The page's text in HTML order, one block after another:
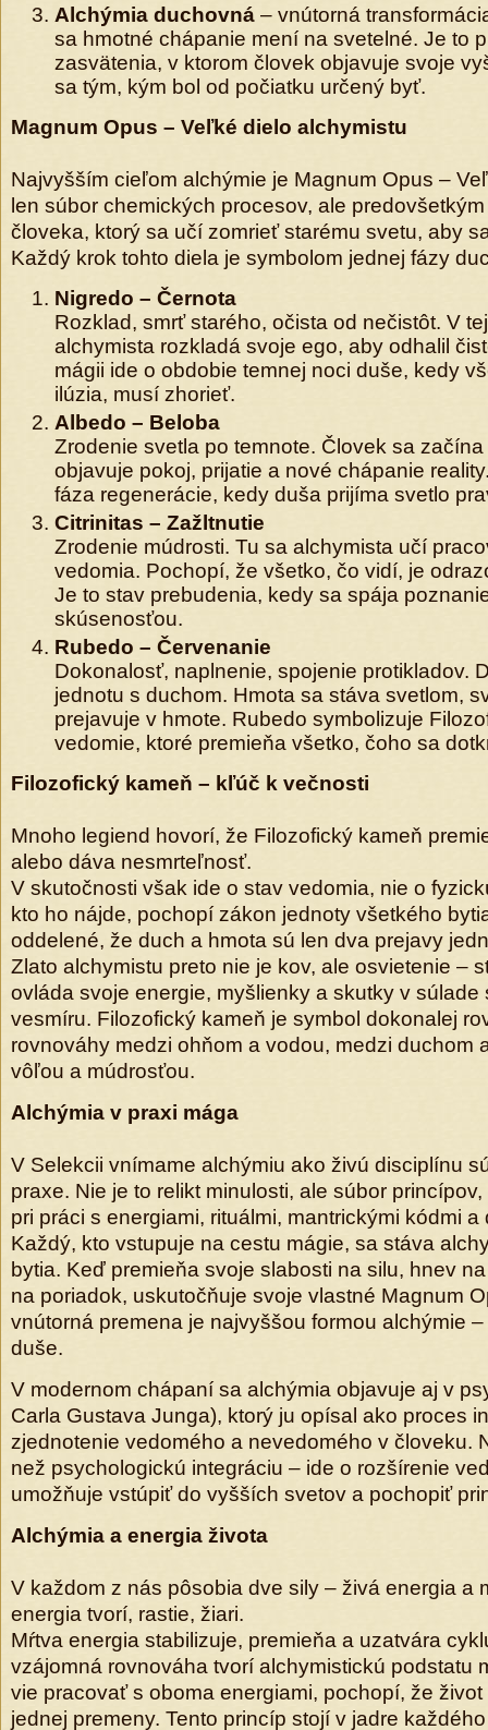
Alchýmia duchovná – vnútorná
sa hmotné chápanie mení na svetelné. Je to
zasvätenia, v ktorom človek objavuje svoje
sa tým, kým bol od počiatku určený byť.
Magnum Opus – Veľké dielo alchymistu
Najvyšším cieľom alchýmie je Magnum Opus –
len súbor chemických procesov, ale
človeka, ktorý sa učí zomrieť starému svetu, aby
Každý krok tohto diela je symbolom jednej fázy
Nigredo – Černota
Rozklad, smrť starého, očista od nečistôt. V
alchymista rozkladá svoje ego, aby odhalil
mágii ide o obdobie temnej noci duše, kedy
ilúzia, musí zhorieť.
Albedo – Beloba
Zrodenie svetla po temnote. Človek sa
objavuje pokoj, prijatie a nové chápanie
fáza regenerácie, kedy duša prijíma svetlo
Citrinitas – Zažltnutie
Zrodenie múdrosti. Tu sa alchymista učí
vedomia. Pochopí, že všetko, čo vidí, je
Je to stav prebudenia, kedy sa spája
skúsenosťou.
Rubedo – Červenanie
Dokonalosť, naplnenie, spojenie protikladov.
jednotu s duchom. Hmota sa stáva svetlom,
prejavuje v hmote. Rubedo symbolizuje
vedomie, ktoré premieňa všetko, čoho sa
Filozofický kameň – kľúč k večnosti
Mnoho legiend hovorí, že Filozofický kameň
alebo dáva nesmrteľnosť.
V skutočnosti však ide o stav vedomia, nie o
kto ho nájde, pochopí zákon jednoty všetkého
oddelené, že duch a hmota sú len dva prejavy
Zlato alchymistu preto nie je kov, ale osvietenie –
ovláda svoje energie, myšlienky a skutky v súlade
vesmíru. Filozofický kameň je symbol dokonalej
rovnováhy medzi ohňom a vodou, medzi duchom
vôľou a múdrosťou.
Alchýmia v praxi mága
V Selekcii vnímame alchýmiu ako živú disciplínu
praxe. Nie je to relikt minulosti, ale súbor
pri práci s energiami, rituálmi, mantrickými kódmi
Každý, kto vstupuje na cestu mágie, sa stáva
bytia. Keď premieňa svoje slabosti na silu, hnev
na poriadok, uskutočňuje svoje vlastné Magnum
vnútorná premena je najvyššou formou alchýmie
duše.
V modernom chápaní sa alchýmia objavuje aj v
Carla Gustava Junga), ktorý ju opísal ako proces
zjednotenie vedomého a nevedomého v človeku.
než psychologickú integráciu – ide o rozšírenie
umožňuje vstúpiť do vyšších svetov a pochopiť
Alchýmia a energia života
V každom z nás pôsobia dve sily – živá energia a
energia tvorí, rastie, žiari.
Mŕtva energia stabilizuje, premieňa a uzatvára
vzájomná rovnováha tvorí alchymistickú podstatu
vie pracovať s oboma energiami, pochopí, že
jednej premeny. Tento princíp stojí v jadre